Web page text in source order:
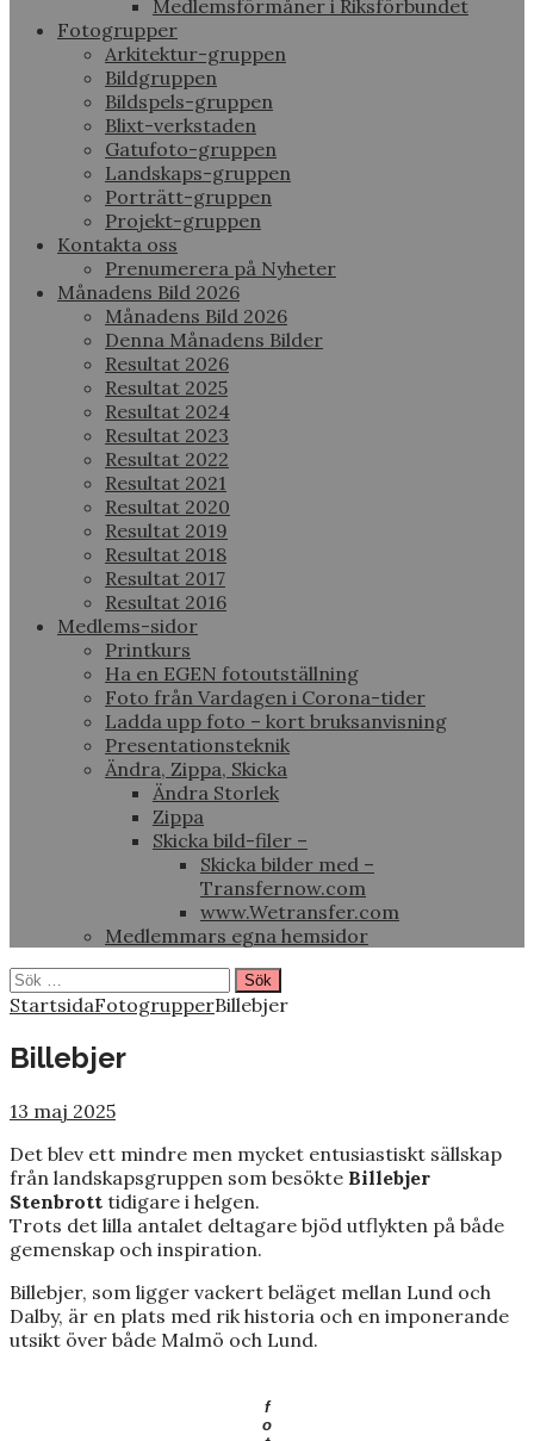
Medlemsförmåner i Riksförbundet
Fotogrupper
Arkitektur-gruppen
Bildgruppen
Bildspels-gruppen
Blixt-verkstaden
Gatufoto-gruppen
Landskaps-gruppen
Porträtt-gruppen
Projekt-gruppen
Kontakta oss
Prenumerera på Nyheter
Månadens Bild 2026
Månadens Bild 2026
Denna Månadens Bilder
Resultat 2026
Resultat 2025
Resultat 2024
Resultat 2023
Resultat 2022
Resultat 2021
Resultat 2020
Resultat 2019
Resultat 2018
Resultat 2017
Resultat 2016
Medlems-sidor
Printkurs
Ha en EGEN fotoutställning
Foto från Vardagen i Corona-tider
Ladda upp foto – kort bruksanvisning
Presentationsteknik
Ändra, Zippa, Skicka
Ändra Storlek
Zippa
Skicka bild-filer –
Skicka bilder med –
Transfernow.com
www.Wetransfer.com
Medlemmars egna hemsidor
Sök
efter:
StartsidaFotogrupperBillebjer
Billebjer
13 maj 2025
Det blev ett mindre men mycket entusiastiskt sällskap
från landskapsgruppen som besökte Billebjer
Stenbrott tidigare i helgen.
Trots det lilla antalet deltagare bjöd utflykten på både
gemenskap och inspiration.
Billebjer, som ligger vackert beläget mellan Lund och
Dalby, är en plats med rik historia och en imponerande
utsikt över både Malmö och Lund.
f
o